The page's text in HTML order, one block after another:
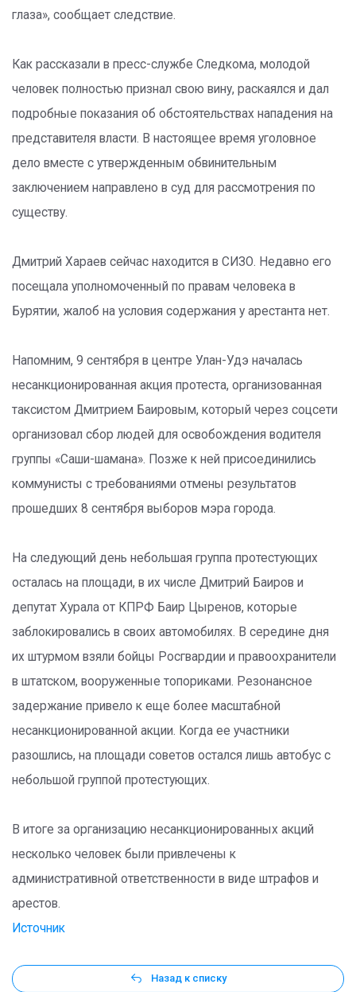
глаза», сообщает следствие.
Как рассказали в пресс-службе Следкома, молодой
человек полностью признал свою вину, раскаялся и дал
подробные показания об обстоятельствах нападения на
представителя власти. В настоящее время уголовное
дело вместе с утвержденным обвинительным
заключением направлено в суд для рассмотрения по
существу.
Дмитрий Хараев сейчас находится в СИЗО. Недавно его
посещала уполномоченный по правам человека в
Бурятии, жалоб на условия содержания у арестанта нет.
Напомним, 9 сентября в центре Улан-Удэ началась
несанкционированная акция протеста, организованная
таксистом Дмитрием Баировым, который через соцсети
организовал сбор людей для освобождения водителя
группы «Саши-шамана». Позже к ней присоединились
коммунисты с требованиями отмены результатов
прошедших 8 сентября выборов мэра города.
На следующий день небольшая группа протестующих
осталась на площади, в их числе Дмитрий Баиров и
депутат Хурала от КПРФ Баир Цыренов, которые
заблокировались в своих автомобилях. В середине дня
их штурмом взяли бойцы Росгвардии и правоохранители
в штатском, вооруженные топориками. Резонансное
задержание привело к еще более масштабной
несанкционированной акции. Когда ее участники
разошлись, на площади советов остался лишь автобус с
небольшой группой протестующих.
В итоге за организацию несанкционированных акций
несколько человек были привлечены к
административной ответственности в виде штрафов и
арестов.
Источник
Назад к списку